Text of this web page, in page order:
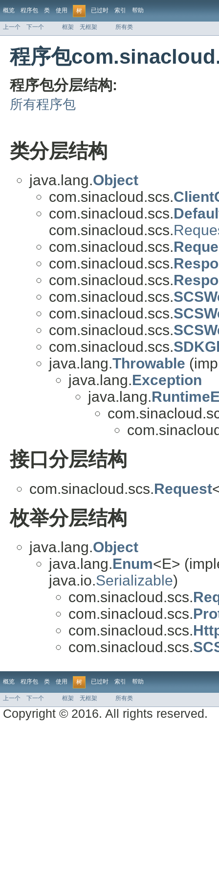
概览 程序包 类 使用 树 已过时 索引 帮助
上一个 下一个 框架 无框架 所有类
程序包
程序包分层结构:
所有程序包
类分层结构
java.lang.Object
com.sinacloud.scs.
com.sinacloud.scs.
com.sinacloud.scs.
com.sinacloud.scs.
com.sinacloud.scs.
com.sinacloud.scs.
com.sinacloud.scs.
com.sinacloud.scs.
com.sinacloud.scs.
com.sinacloud.scs.
java.lang.Throwable
java.lang.Exception
java.lang.
接口分层结构
com.sinacloud.scs.Request
枚举分层结构
java.lang.Object
java.lang.Enum<E>
java.io.Serializable)
com.sinacloud.scs.
com.sinacloud.scs.
com.sinacloud.scs.
com.sinacloud.scs.
概览 程序包 类 使用 树 已过时 索引 帮助
上一个 下一个 框架 无框架 所有类
Copyright © 2016. All rights reserved.